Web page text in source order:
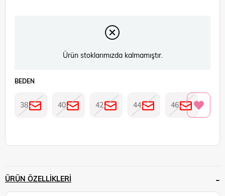
Ürün stoklarımızda kalmamıştır.
BEDEN
38 40 42 44 46
ÜRÜN ÖZELLIKLERI